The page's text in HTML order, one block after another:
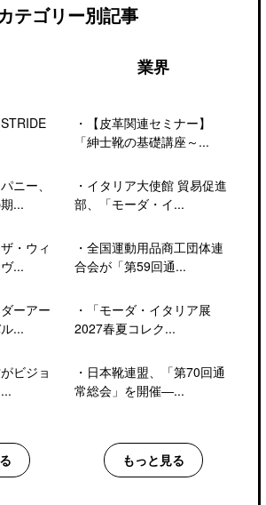
テゴリー別記事
ニー、
...
・ウィ
...
ーアー
...
ビジョ
業界
・
【皮革関連セミナー】
「紳士靴の基礎講座～...
・ イタリア大使館 貿易促進
部、「モーダ・イ...
・ 全国運動用品商工団体連
合会が「第59回通...
・
「モーダ・イタリア展
2027春夏コレク...
・ 日本靴連盟、「第70回通
常総会」を開催―...
もっと見る